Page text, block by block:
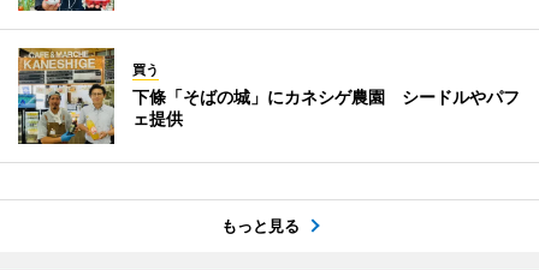
買う
下條「そばの城」にカネシゲ農園 シードルやパフ
ェ提供
もっと見る